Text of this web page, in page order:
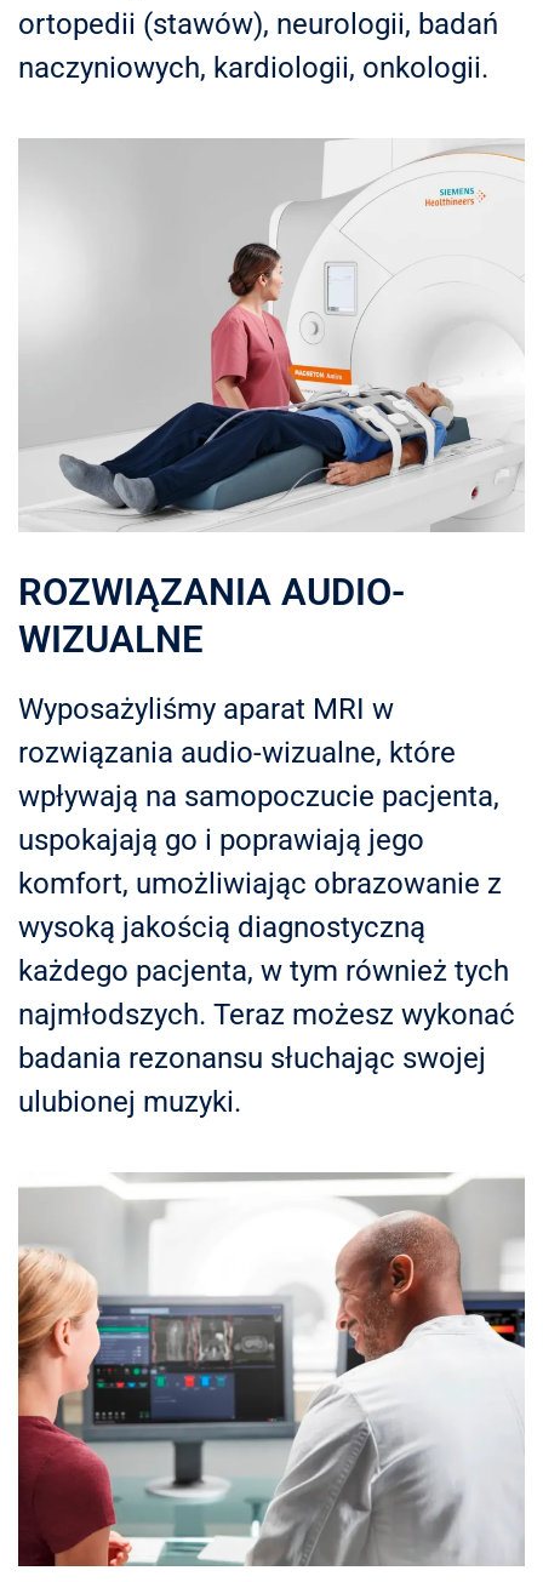
ortopedii (stawów), neurologii, badań
naczyniowych, kardiologii, onkologii.
ROZWIĄZANIA AUDIO-
WIZUALNE
Wyposażyliśmy aparat MRI w
rozwiązania audio-wizualne, które
wpływają na samopoczucie pacjenta,
uspokajają go i poprawiają jego
komfort, umożliwiając obrazowanie z
wysoką jakością diagnostyczną
każdego pacjenta, w tym również tych
najmłodszych. Teraz możesz wykonać
badania rezonansu słuchając swojej
ulubionej muzyki.